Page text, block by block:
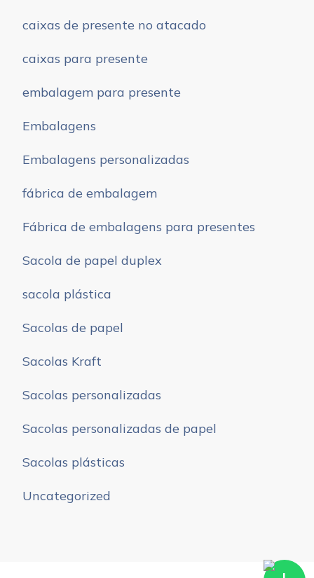
caixas de presente no atacado
caixas para presente
embalagem para presente
Embalagens
Embalagens personalizadas
fábrica de embalagem
Fábrica de embalagens para presentes
Sacola de papel duplex
sacola plástica
Sacolas de papel
Sacolas Kraft
Sacolas personalizadas
Sacolas personalizadas de papel
Sacolas plásticas
Uncategorized